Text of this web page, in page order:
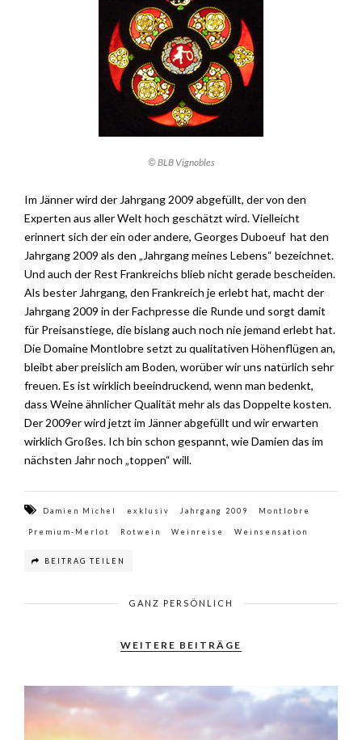
© BLB Vignobles
Im Jänner wird der Jahrgang 2009 abgefüllt, der von den
Experten aus aller Welt hoch geschätzt wird. Vielleicht
erinnert sich der ein oder andere, Georges Duboeuf hat den
Jahrgang 2009 als den „Jahrgang meines Lebens“ bezeichnet.
Und auch der Rest Frankreichs blieb nicht gerade bescheiden.
Als bester Jahrgang, den Frankreich je erlebt hat, macht der
Jahrgang 2009 in der Fachpresse die Runde und sorgt damit
für Preisanstiege, die bislang auch noch nie jemand erlebt hat.
Die Domaine Montlobre setzt zu qualitativen Höhenflügen an,
bleibt aber preislich am Boden, worüber wir uns natürlich sehr
freuen. Es ist wirklich beeindruckend, wenn man bedenkt,
dass Weine ähnlicher Qualität mehr als das Doppelte kosten.
Der 2009er wird jetzt im Jänner abgefüllt und wir erwarten
wirklich Großes. Ich bin schon gespannt, wie Damien das im
nächsten Jahr noch „toppen“ will.
Damien Michel exklusiv Jahrgang 2009 Montlobre
Premium-Merlot Rotwein Weinreise Weinsensation
BEITRAG TEILEN
GANZ PERSÖNLICH
WEITERE BEITRÄGE